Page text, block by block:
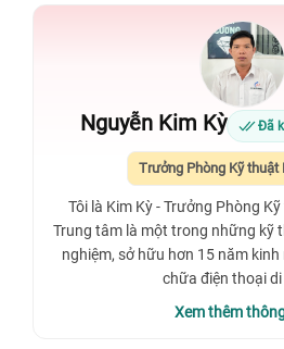
Nguyễn Kim Kỳ Đã
Trưởng Phòng Kỹ thuật
Tôi là Kim Kỳ - Trưởng Phòng
Trung tâm là một trong những kỹ
nghiệm, sở hữu hơn 15 năm
chữa điện thoại
Xem thêm